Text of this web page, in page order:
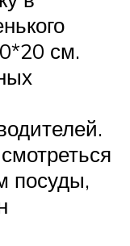
см.
посуды,